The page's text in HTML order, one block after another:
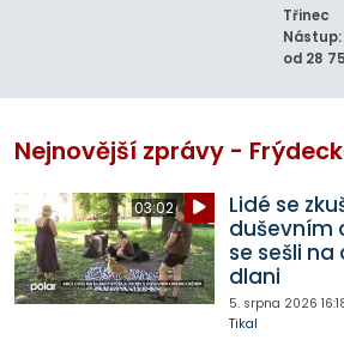
Třinec
Nástup:
od 28
Nejnovější zprávy -
03:02
Lidé se
duševním
se sešli na
dlani
5. srpna 2026
Tikal